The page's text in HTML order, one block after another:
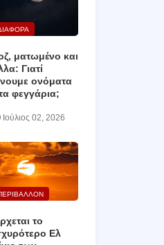
ματωμένο και
Γιατί
ονόματα
φεγγάρια;
Ιούλιος 02, 2026
το
Ελ